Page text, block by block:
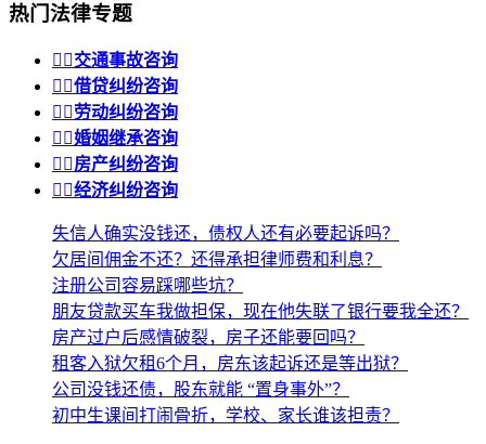
热门法律专题
 交通事故咨询
 借贷纠纷咨询
 劳动纠纷咨询
 婚姻继承咨询
 房产纠纷咨询
 经济纠纷咨询
失信人确实没钱还，债权人还有必要起诉吗？
欠居间佣金不还？还得承担律师费和利息？
注册公司容易踩哪些坑？
朋友贷款买车我做担保，现在他失联了银行要我全还？
房产过户后感情破裂，房子还能要回吗？
租客入狱欠租6个月，房东该起诉还是等出狱？
公司没钱还债，股东就能 “置身事外”？
初中生课间打闹骨折，学校、家长谁该担责？